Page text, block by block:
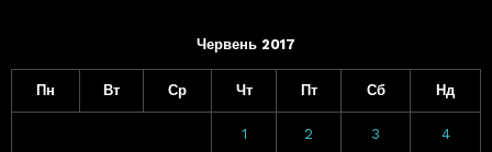
Червень 2017
Пн Вт Ср Чт Пт Сб Нд
1 2 3 4